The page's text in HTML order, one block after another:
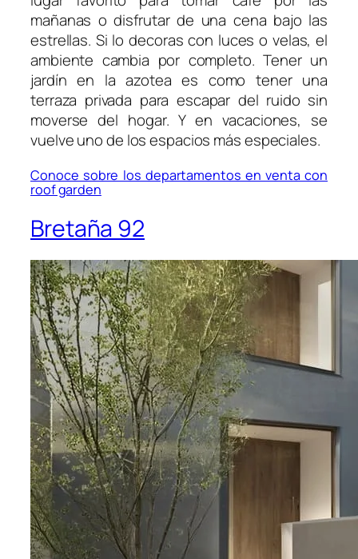
mañanas o disfrutar de una cena bajo las
estrellas. Si lo decoras con luces o velas, el
ambiente cambia por completo. Tener un
jardín en la azotea es como tener una
terraza privada para escapar del ruido sin
moverse del hogar. Y en vacaciones, se
vuelve uno de los espacios más especiales.
Conoce sobre los departamentos en venta con
roof garden
Bretaña 92